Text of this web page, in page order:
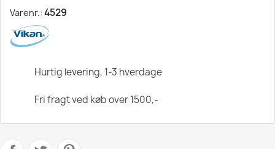
Varenr.: 4529
Hurtig levering, 1-3 hverdage
Fri fragt ved køb over 1500,-